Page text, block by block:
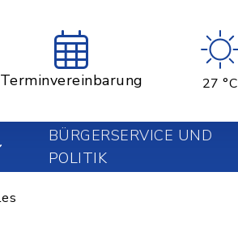
Terminvereinbarung 27 °C
BÜRGERSERVICE UND
POLITIK